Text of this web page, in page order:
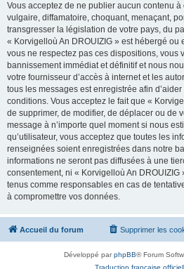
Vous acceptez de ne publier aucun contenu
vulgaire, diffamatoire, choquant, menaçant,
transgresser la législation de votre pays, du
« Korvigelloù An DROUIZIG » est hébergé ou
vous ne respectez pas ces dispositions, vous
bannissement immédiat et définitif et nous
votre fournisseur d’accès à internet et les
tous les messages est enregistrée afin
conditions. Vous acceptez le fait que «
de supprimer, de modifier, de déplacer ou de
message à n’importe quel moment si nous
qu’utilisateur, vous acceptez que toutes les
renseignées soient enregistrées dans notre
informations ne seront pas diffusées à une
consentement, ni « Korvigelloù An DROUIZIG
tenus comme responsables en cas de
à compromettre vos données.
Accueil du forum Supprimer les
Développé parphpBB® Forum
Traduction française